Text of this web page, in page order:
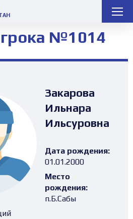
№1014
Закарова
Ильнара
Ильсуровна
Дата рождения:
01.01.2000
Место
рождения:
п.Б.Сабы